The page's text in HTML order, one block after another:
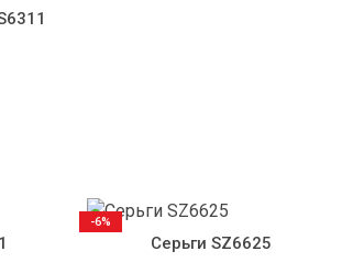
Серьги SZ6625
-6%